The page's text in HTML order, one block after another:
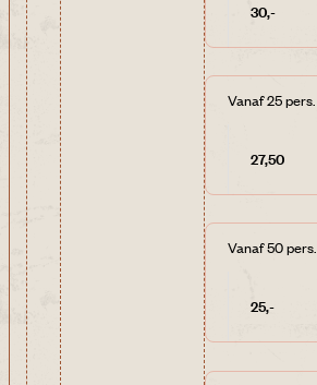
30,-
Vanaf 25 pers.
27,50
Vanaf 50 pers.
25,-